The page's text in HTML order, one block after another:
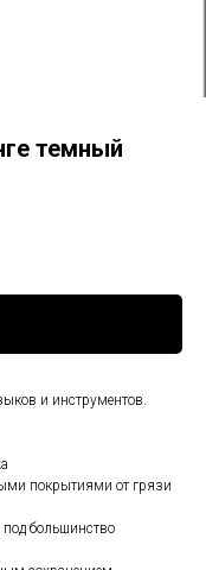
темный
и инструментов.
покрытиями от грязи
большинство